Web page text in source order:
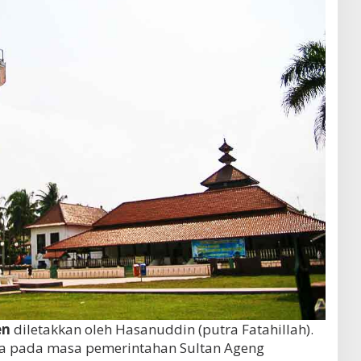
diletakkan oleh Hasanuddin (putra Fatahillah).
pada masa pemerintahan Sultan Ageng